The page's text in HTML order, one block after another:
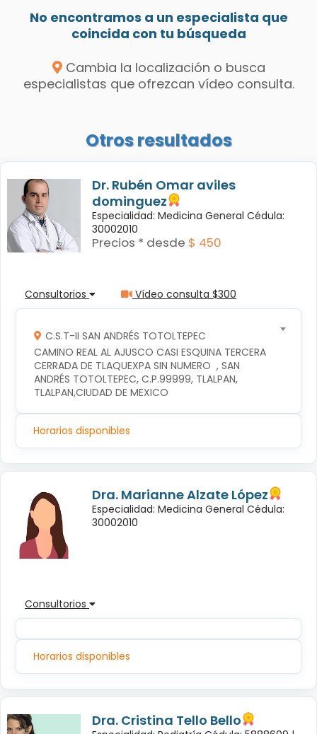
No encontramos a un especialista que
coincida con tu búsqueda
Cambia la localización o busca
especialistas que ofrezcan vídeo consulta.
Otros resultados
Dr. Rubén Omar aviles
dominguez
Especialidad: Medicina General Cédula:
30002010
Precios * desde $ 450
Consultorios Vídeo consulta $300
C.S.T-II SAN ANDRÉS TOTOLTEPEC
CAMINO REAL AL AJUSCO CASI ESQUINA TERCERA
CERRADA DE TLAQUEXPA SIN NUMERO  , SAN
ANDRÉS TOTOLTEPEC, C.P.99999, TLALPAN,
TLALPAN,CIUDAD DE MEXICO
Horarios disponibles
Dra. Marianne Alzate López
Especialidad: Medicina General Cédula:
30002010
Consultorios
Horarios disponibles
Dra. Cristina Tello Bello